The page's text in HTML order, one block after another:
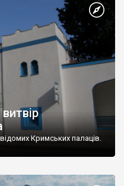
Кримських палаців.